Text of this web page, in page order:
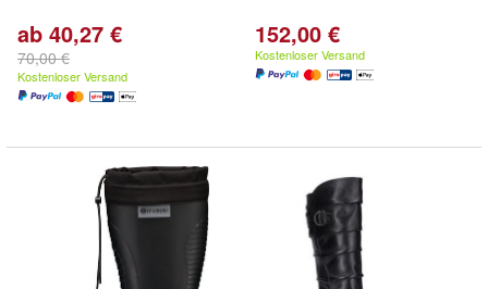
ab 40,27 €
70,00 €
Kostenloser Versand
152,00 €
Kostenloser Versand